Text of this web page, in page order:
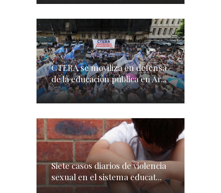
CTERA se moviliza en defensa
de la educación pública en Ar...
Siete casos diarios de violencia
sexual en el sistema educat...